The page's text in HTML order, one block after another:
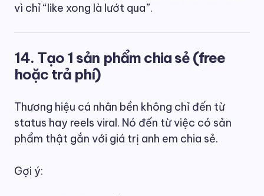
vì chỉ “like xong là lướt qua”.
14. Tạo 1 sản phẩm chia sẻ (free
hoặc trả phí)
Thương hiệu cá nhân bền không chỉ đến từ
status hay reels viral. Nó đến từ việc có sản
phẩm thật gắn với giá trị anh em chia sẻ.
Gợi ý: